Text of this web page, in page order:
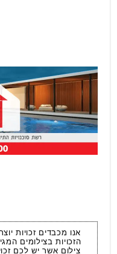
אנו מכבדים זכויות
הזכויות בצילומים
צילום אשר יש לכם